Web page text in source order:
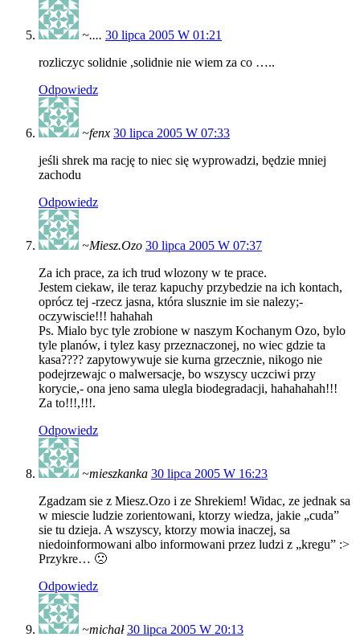
~.... 30 lipca 2005 W 01:21
rozliczyc solidnie ,solidnie nie wiem za co …..
Odpowiedz
~fenx 30 lipca 2005 W 07:33
jeśli shrek ma rację to niec się wyprowadzi, będzie mniej
zachodu
Odpowiedz
~Miesz.Ozo 30 lipca 2005 W 07:37
Za ich prace, za ich trud wlozony w te prace.
Jestem ciekaw, ile teraz kapuchy przybedzie na ich kontach,
oprócz tej -rzecz jasna, która slusznie im sie nalezy;-
oczywiscie!!! hahahah
Ps. Mialo byc tyle zrobione w naszym Kochanym Ozo, bylo
tyle planów, i tylez kasy przeznaczonej, no wiec gdzie ta
kasa???? zapytowywuje sie kurna grzecznie, nikogo nie
podejrzewajc o malwersacje, bo wszyscy uczciwi przy
korycie,- ona jeno sama ulegla biodegradacji, hahahahah!!!
Za to!!!,!!!.
Odpowiedz
~mieszkanka 30 lipca 2005 W 16:23
Zgadzam sie z Miesz.Ozo i ze Shrekiem! Widac, ze jednak sa
w miescie ludzie zorientowani, ktorzy wiedza, jakie „cuda”
sie tu dzieja. A wszyscy, ktorzy mowia inaczej, sa
niedoinformowani albo informowani przez ludzi z „kregu” :>
Przykre… 🙁
Odpowiedz
~michał 30 lipca 2005 W 20:13